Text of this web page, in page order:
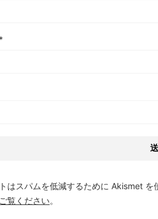
*
はスパムを低減するために Akismet を
覧ください。